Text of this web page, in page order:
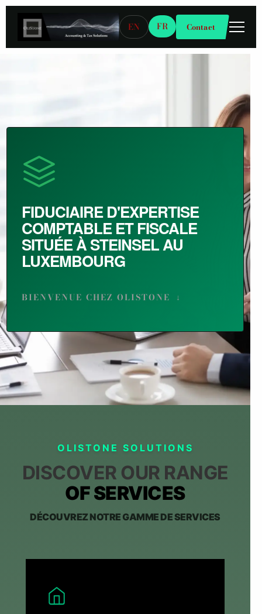
EN FR Contact
FIDUCIAIRE D'EXPERTISE
COMPTABLE ET FISCALE
SITUÉE À STEINSEL AU
LUXEMBOURG
BIENVENUE CHEZ OLISTONE ↓
OLISTONE SOLUTIONS
DISCOVER OUR RANGE
OF SERVICES
DÉCOUVREZ NOTRE GAMME DE SERVICES